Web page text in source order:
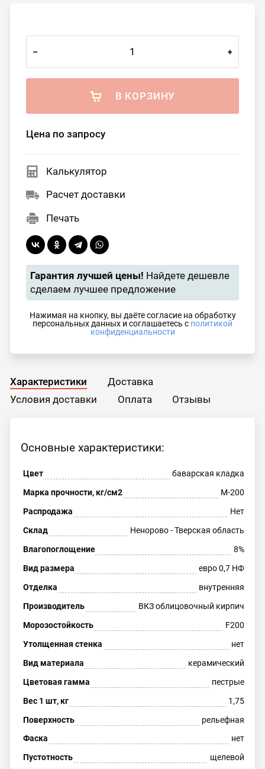
– +
В КОРЗИНУ
Цена по запросу
Калькулятор
Расчет доставки
Печать
Гарантия лучшей цены! Найдете дешевле
сделаем лучшее предложение
Нажимая на кнопку, вы даёте согласие на обработку
персональных данных и соглашаетесь с политикой
конфиденциальности
Характеристики
Доставка
Условия доставки
Оплата Отзывы
Основные характеристики:
Цвет
баварская кладка
Марка прочности, кг/см2
М-200
Распродажа
Нет
Склад
Ненорово - Тверская область
Влагопоглощение
8%
Вид размера
евро 0,7 НФ
Отделка
внутренняя
Производитель
ВКЗ облицовочный кирпич
Морозостойкость
F200
Утолщенная стенка
нет
Вид материала
керамический
Цветовая гамма
пестрые
Вес 1 шт, кг
1,75
Поверхность
рельефная
Фаска
нет
Пустотность
щелевой